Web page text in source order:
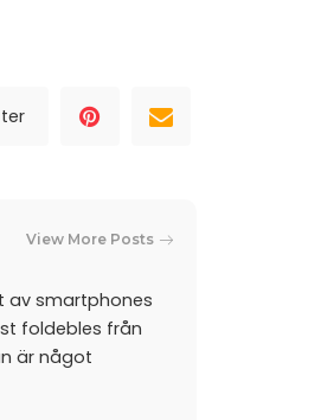
View More Posts
av smartphones
foldebles från
är något